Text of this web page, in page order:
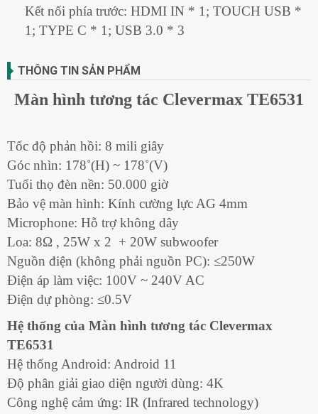
Kết nối phía trước: HDMI IN * 1; TOUCH USB *
1; TYPE C * 1; USB 3.0 * 3
THÔNG TIN SẢN PHẨM
Màn hình tương tác Clevermax TE6531
Tốc độ phản hồi: 8 mili giây
Góc nhìn: 178˚(H) ~ 178˚(V)
Tuổi thọ đèn nền: 50.000 giờ
Bảo vệ màn hình: Kính cường lực AG 4mm
Microphone: Hỗ trợ không dây
Loa: 8Ω , 25W x 2 + 20W subwoofer
Nguồn điện (không phải nguồn PC): ≤250W
Điện áp làm việc: 100V ~ 240V AC
Điện dự phòng: ≤0.5V
Hệ thống của Màn hình tương tác Clevermax
TE6531
Hệ thống Android: Android 11
Độ phân giải giao diện người dùng: 4K
Công nghệ cảm ứng: IR (Infrared technology)